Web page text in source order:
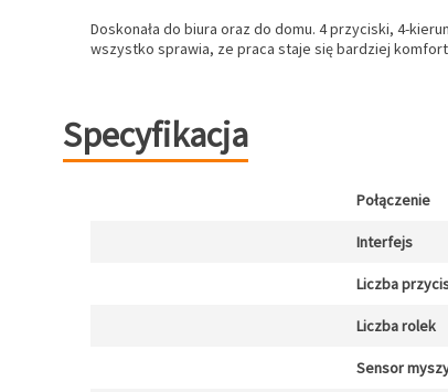
Doskonała do biura oraz do domu. 4 przyciski, 4-
wszystko sprawia, ze praca staje się bardziej
Specyfikacja
Połączenie
Interfejs
Liczba
Liczba rolek
Sensor